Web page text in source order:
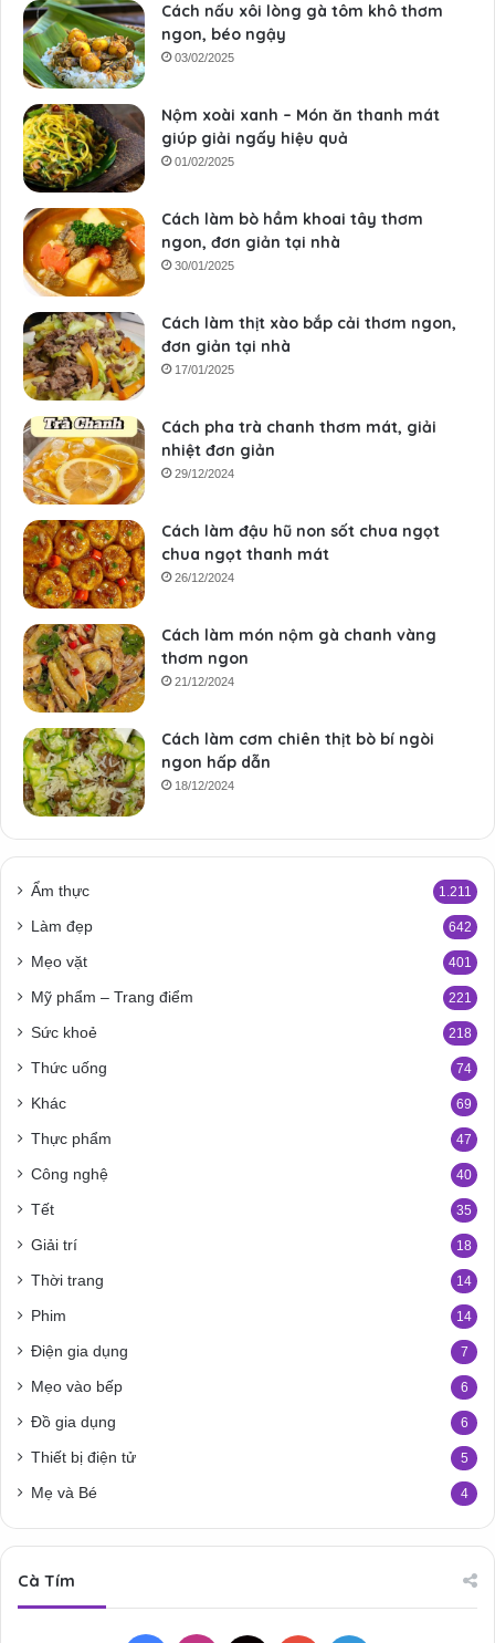
Cách nấu xôi lòng gà tôm khô thơm
ngon, béo ngậy
03/02/2025
Nộm xoài xanh – Món ăn thanh mát
giúp giải ngấy hiệu quả
01/02/2025
Cách làm bò hầm khoai tây thơm
ngon, đơn giản tại nhà
30/01/2025
Cách làm thịt xào bắp cải thơm ngon,
đơn giản tại nhà
17/01/2025
Cách pha trà chanh thơm mát, giải
nhiệt đơn giản
29/12/2024
Cách làm đậu hũ non sốt chua ngọt
chua ngọt thanh mát
26/12/2024
Cách làm món nộm gà chanh vàng
thơm ngon
21/12/2024
Cách làm cơm chiên thịt bò bí ngòi
ngon hấp dẫn
18/12/2024
Ẩm thực 1.211
Làm đẹp 642
Mẹo vặt 401
Mỹ phẩm – Trang điểm 221
Sức khoẻ 218
Thức uống 74
Khác 69
Thực phẩm 47
Công nghệ 40
Tết 35
Giải trí 18
Thời trang 14
Phim 14
Điện gia dụng 7
Mẹo vào bếp 6
Đồ gia dụng 6
Thiết bị điện tử 5
Mẹ và Bé 4
Cà Tím